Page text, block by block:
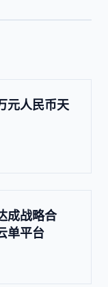
元人民币天
成战略合
单平台